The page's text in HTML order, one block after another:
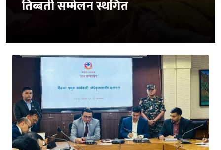
तिब्बती सम्मेलन स्थगित